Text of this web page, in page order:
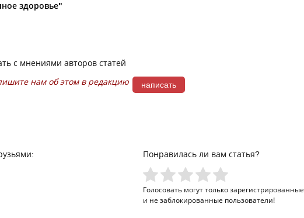
здоровье"
с мнениями авторов статей
нам об этом в редакцию
написать
Понравилась ли вам статья?
Голосовать могут толькозарегистрированные
и не заблокированные пользователи!